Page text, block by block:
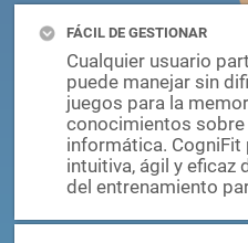
FÁCIL DE GESTIONAR
Cualquier usuario
puede manejar sin
juegos para la
conocimientos sobre
informática.
intuitiva, ágil y eficaz
del entrenamiento